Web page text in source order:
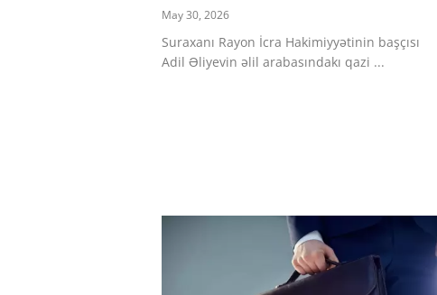
May 30, 2026
Suraxanı Rayon İcra Hakimiyyətinin başçısı
Adil Əliyevin əlil arabasındakı qazi ...